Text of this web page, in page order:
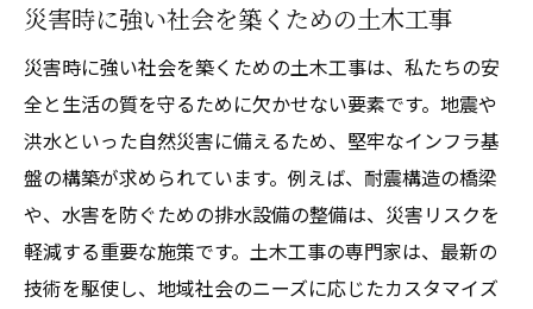
環境保護とインフラ開発のバランス
再生可能エネルギーを活用したインフラ
ゼロエミッションを目指す工事
地域資源を活用した持続可能な開発
未来のための資材選びと技術
エコロジカルデザインの重要性
土木工事が地域に与えるポジティブな影響
災害時に強い社会を築くための土木工事
災害時に強い社会を築くための土木工事は、私たちの安
全と生活の質を守るために欠かせない要素です。地震や
洪水といった自然災害に備えるため、堅牢なインフラ基
盤の構築が求められています。例えば、耐震構造の橋梁
や、水害を防ぐための排水設備の整備は、災害リスクを
軽減する重要な施策です。土木工事の専門家は、最新の
技術を駆使し、地域社会のニーズに応じたカスタマイズ